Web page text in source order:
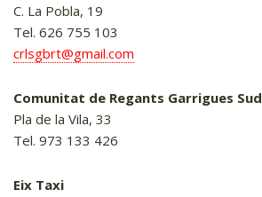
C. La Pobla, 19
Tel. 626 755 103
crlsgbrt@gmail.com
Comunitat de Regants Garrigues Sud
Pla de la Vila, 33
Tel. 973 133 426
Eix Taxi